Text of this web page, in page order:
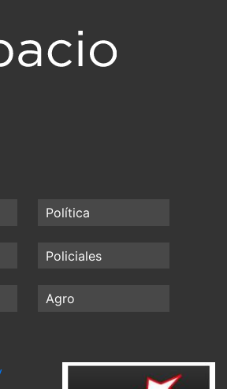
Política
Policiales
Agro